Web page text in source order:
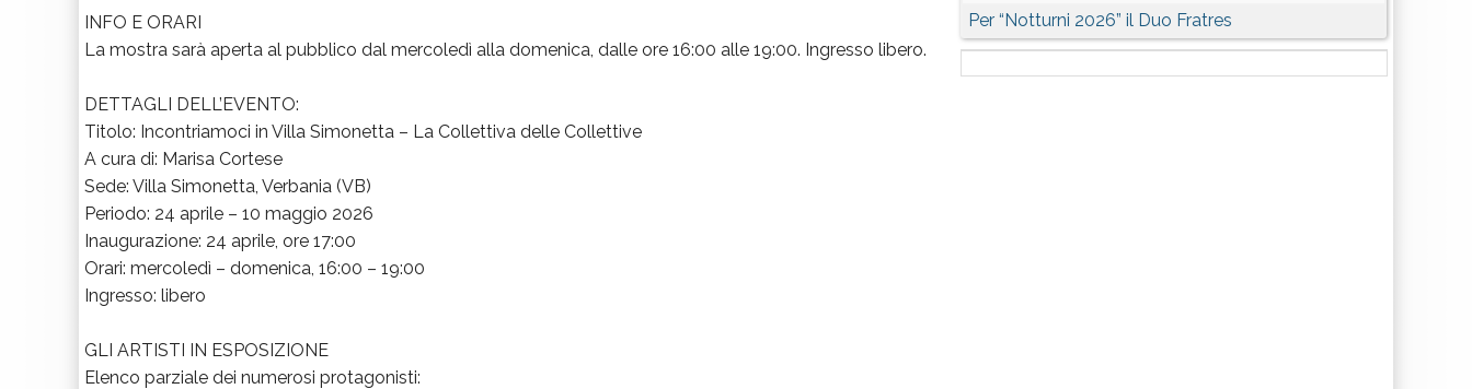
INFO E ORARI
La mostra sarà aperta al pubblico dal mercoledì alla domenica, dalle ore 16:00 alle 19:00. Ingresso libero.
DETTAGLI DELL’EVENTO:
Titolo: Incontriamoci in Villa Simonetta – La Collettiva delle Collettive
A cura di: Marisa Cortese
Sede: Villa Simonetta, Verbania (VB)
Periodo: 24 aprile – 10 maggio 2026
Inaugurazione: 24 aprile, ore 17:00
Orari: mercoledì – domenica, 16:00 – 19:00
Ingresso: libero
GLI ARTISTI IN ESPOSIZIONE
Elenco parziale dei numerosi protagonisti:
Per “Notturni 2026” il Duo Fratres